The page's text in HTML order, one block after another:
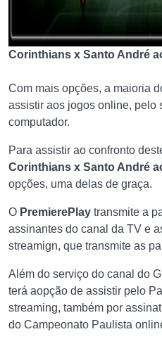
Corinthians x Santo André
Com mais opções, a maioria
assistir aos jogos online, pelo
computador.
Para assistir ao confronto
Corinthians x Santo André
opções, uma delas de graça.
O PremierePlay transmite a
assinantes do canal da TV e
streamign, que transmite as
Além do serviço do canal do
terá aopção de assistir pelo
streaming, também por
do Campeonato Paulista